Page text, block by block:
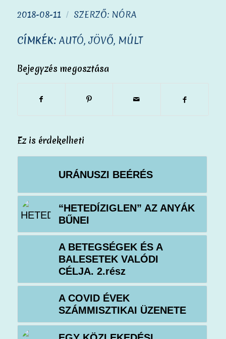
2018-08-11 / SZERZŐ: NÓRA
CÍMKÉK: AUTÓ,JÖVŐ, MÚLT
Bejegyzés megosztása
Ez is érdekelheti
URÁNUSZI BEÉRÉS
“HETEDÍZIGLEN” AZ ANYÁK
BŰNEI
A BETEGSÉGEK ÉS A
BALESETEK VALÓDI
CÉLJA. 2.rész
A COVID ÉVEK
SZÁMMISZTIKAI ÜZENETE